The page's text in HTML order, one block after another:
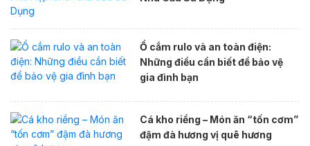
Ổ cắm rulo và an toàn điện:
Những điều cần biết để bảo vệ
gia đình bạn
Cá kho riềng – Món ăn “tốn cơm”
đậm đà hương vị quê hương